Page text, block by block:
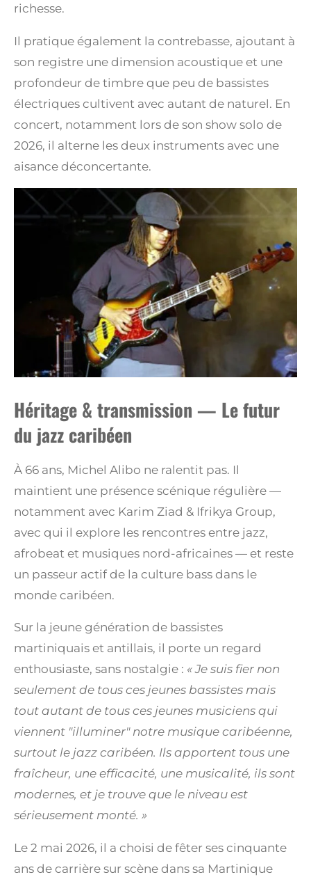
richesse.
Il pratique également la contrebasse, ajoutant à
son registre une dimension acoustique et une
profondeur de timbre que peu de bassistes
électriques cultivent avec autant de naturel. En
concert, notamment lors de son show solo de
2026, il alterne les deux instruments avec une
aisance déconcertante.
Héritage & transmission — Le futur
du jazz caribéen
À 66 ans, Michel Alibo ne ralentit pas. Il
maintient une présence scénique régulière —
notamment avec Karim Ziad & Ifrikya Group,
avec qui il explore les rencontres entre jazz,
afrobeat et musiques nord-africaines — et reste
un passeur actif de la culture bass dans le
monde caribéen.
Sur la jeune génération de bassistes
martiniquais et antillais, il porte un regard
enthousiaste, sans nostalgie : « Je suis fier non
seulement de tous ces jeunes bassistes mais
tout autant de tous ces jeunes musiciens qui
viennent "illuminer" notre musique caribéenne,
surtout le jazz caribéen. Ils apportent tous une
fraîcheur, une efficacité, une musicalité, ils sont
modernes, et je trouve que le niveau est
sérieusement monté. »
Le 2 mai 2026, il a choisi de fêter ses cinquante
ans de carrière sur scène dans sa Martinique